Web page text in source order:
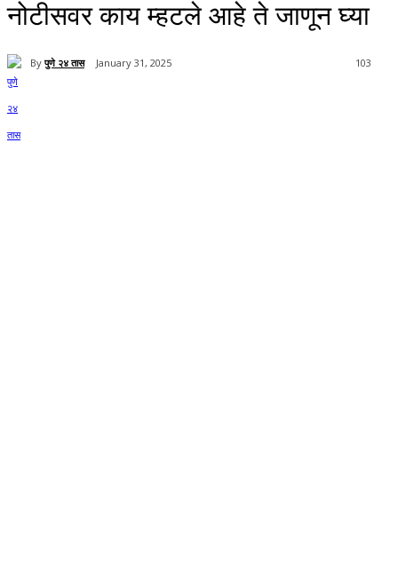
नोटीसवर काय म्हटले आहे ते जाणून घ्या
By पुणे २४ तास January 31, 2025 103